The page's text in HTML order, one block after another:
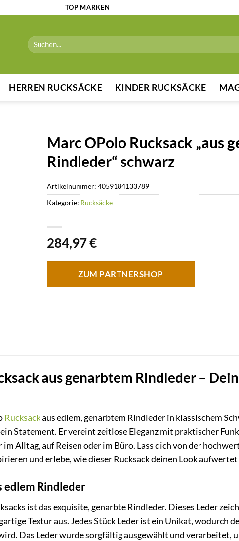
TOP MARKEN
Suchen
nach:
HERREN RUCKSÄCKE KINDER RUCKSÄCKE
Marc OPolo Rucksack „aus
Rindleder“ schwarz
284,97€
ZUM PARTNERSHOP
Artikelnummer: 4059184133789
Kategorie: Rucksäcke
aus genarbtem Rindleder –
Rucksackaus edlem, genarbtem Rindleder in klassischem
Statement. Er vereint zeitlose Eleganz mit praktischer
Alltag, auf Reisen oder im Büro. Lass dich von der
und erlebe, wie dieser Rucksack deinen Look
edlem Rindleder
ist das exquisite, genarbte Rindleder. Dieses Leder
Textur aus. Jedes Stück Leder ist ein Unikat, wodurch
Das Leder wurde sorgfältig ausgewählt und verarbeitet,